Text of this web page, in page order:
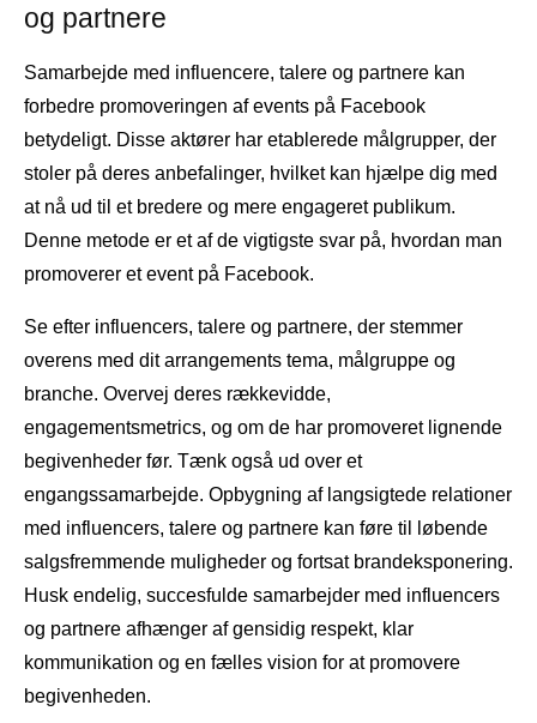
og partnere
Samarbejde med influencere, talere og partnere kan
forbedre promoveringen af ​​events på Facebook
betydeligt. Disse aktører har etablerede målgrupper, der
stoler på deres anbefalinger, hvilket kan hjælpe dig med
at nå ud til et bredere og mere engageret publikum.
Denne metode er et af de vigtigste svar på, hvordan man
promoverer et event på Facebook.
Se efter influencers, talere og partnere, der stemmer
overens med dit arrangements tema, målgruppe og
branche. Overvej deres rækkevidde,
engagementsmetrics, og om de har promoveret lignende
begivenheder før. Tænk også ud over et
engangssamarbejde. Opbygning af langsigtede relationer
med influencers, talere og partnere kan føre til løbende
salgsfremmende muligheder og fortsat brandeksponering.
Husk endelig, succesfulde samarbejder med influencers
og partnere afhænger af gensidig respekt, klar
kommunikation og en fælles vision for at promovere
begivenheden.